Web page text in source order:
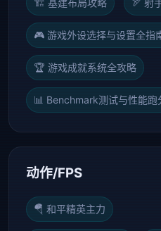
🏗️ 基建布局攻略 🏹 射
🎮 游戏外设选择与设置全指
🏆 游戏成就系统全攻略
📊 Benchmark测试与性能跑
动作/FPS
🪂 和平精英主力